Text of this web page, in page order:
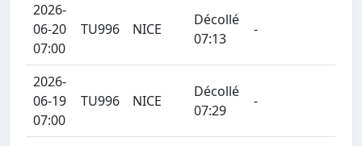
2026-
06-20
07:00
TU996 NICE
Décollé
07:13
-
2026-
06-19
07:00
TU996 NICE
Décollé
07:29
-